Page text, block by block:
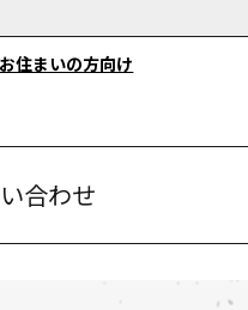
住まいの方向け
合わせ